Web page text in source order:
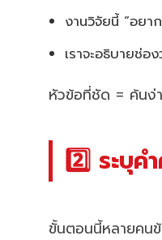
งานวิจัยนี้ “อยา
เราจะอธิบายช่อ
หัวข้อที่ชัด = ค้นง่
2️⃣ ระบุ
ขั้นตอนนี้หลายคน